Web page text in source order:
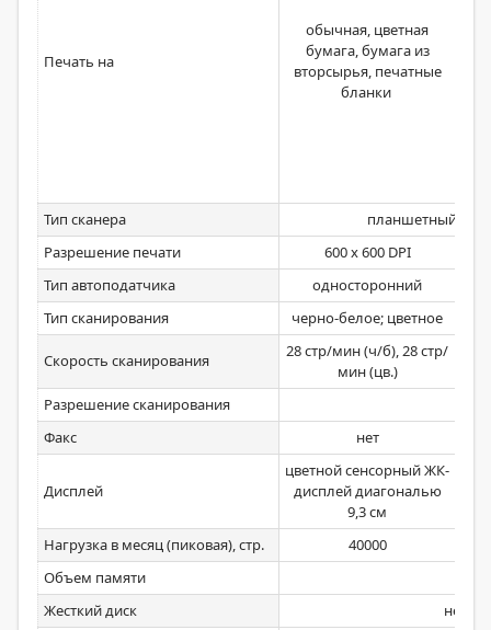
Печать на
обычная, цветная
бумага, бумага из
вторсырья, печатные
бланки
Тип сканера
планшетный;
Разрешение печати
600 x 600 DPI
Тип автоподатчика
односторонний
Тип сканирования
черно-белое; цветное
Скорость сканирования
28 стр/мин (ч/б), 28 стр/
мин (цв.)
Разрешение сканирования
Факс
нет
Дисплей
цветной сенсорный ЖК-
дисплей диагональю
9,3 см
Нагрузка в месяц (пиковая), стр.
40000
Объем памяти
Жесткий диск
нет